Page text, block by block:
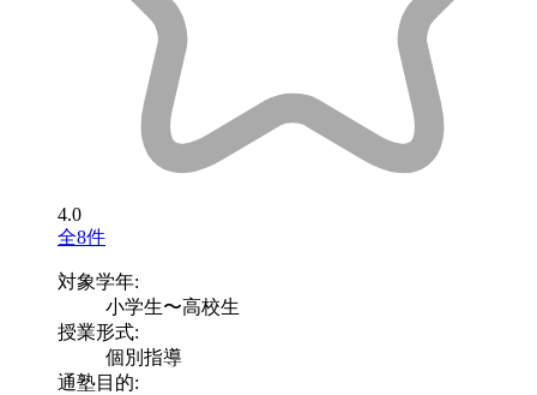
4.0
全8件
対象学年:
小学生〜高校生
授業形式:
個別指導
通塾目的: